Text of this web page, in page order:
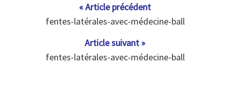
« Article précédent
fentes-latérales-avec-médecine-ball
Article suivant »
fentes-latérales-avec-médecine-ball